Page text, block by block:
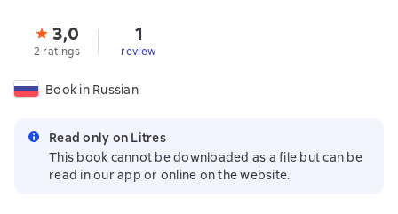
3,0
2 ratings
1
review
Book in Russian
Read only on Litres
This book cannot be downloaded as a file but can be
read in our app or online on the website.